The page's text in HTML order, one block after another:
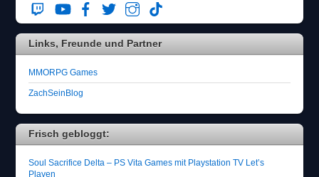
Links, Freunde und Partner
MMORPG Games
ZachSeinBlog
Frisch gebloggt:
Soul Sacrifice Delta – PS Vita Games mit Playstation TV Let’s
Playen